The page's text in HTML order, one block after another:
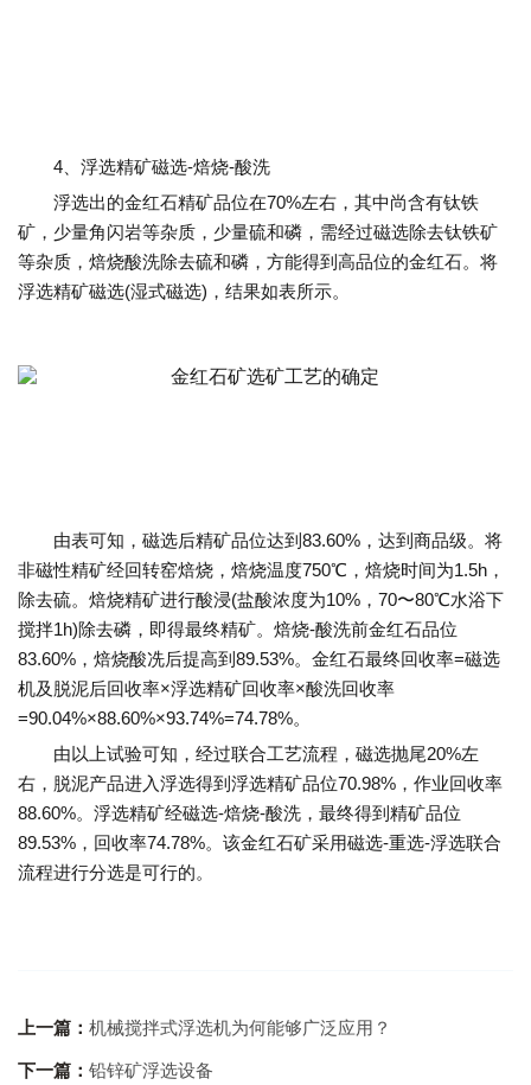
4、浮选精矿磁选-焙烧-酸洗
浮选出的金红石精矿品位在70%左右，其中尚含有钛铁
矿，少量角闪岩等杂质，少量硫和磷，需经过磁选除去钛铁矿
等杂质，焙烧酸洗除去硫和磷，方能得到高品位的金红石。将
浮选精矿磁选(湿式磁选)，结果如表所示。
由表可知，磁选后精矿品位达到83.60%，达到商品级。将
非磁性精矿经回转窑焙烧，焙烧温度750℃，焙烧时间为1.5h，
除去硫。焙烧精矿进行酸浸(盐酸浓度为10%，70〜80℃水浴下
搅拌1h)除去磷，即得最终精矿。焙烧-酸洗前金红石品位
83.60%，焙烧酸冼后提高到89.53%。金红石最终回收率=磁选
机及脱泥后回收率×浮选精矿回收率×酸洗回收率
=90.04%×88.60%×93.74%=74.78%。
由以上试验可知，经过联合工艺流程，磁选抛尾20%左
右，脱泥产品进入浮选得到浮选精矿品位70.98%，作业回收率
88.60%。浮选精矿经磁选-焙烧-酸洗，最终得到精矿品位
89.53%，回收率74.78%。该金红石矿采用磁选-重选-浮选联合
流程进行分选是可行的。
上一篇： 机械搅拌式浮选机为何能够广泛应用？
下一篇： 铅锌矿浮选设备